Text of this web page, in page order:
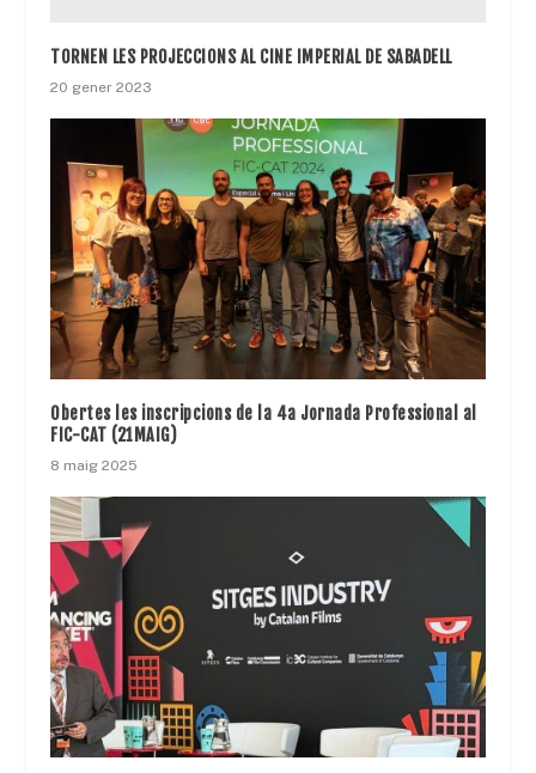
TORNEN LES PROJECCIONS AL CINE IMPERIAL DE SABADELL
20 gener 2023
Obertes les inscripcions de la 4a Jornada Professional al
FIC-CAT (21MAIG)
8 maig 2025